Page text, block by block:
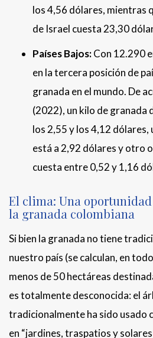
los 4,56 dólares, mientras
de Israel cuesta 23,30
Países Bajos:Con 12.290
en la tercera posición de
granada en el mundo. De
(2022), un kilo de granada
los 2,55 y los 4,12
está a 2,92 dólares y otro
cuesta entre 0,52 y 1,16
El clima: Una
la granada colombiana
Si bien la granada no tiene
nuestro país (se calculan, en
menos de 50 hectáreas
es totalmente desconocida: el
tradicionalmente ha sido usado
en “jardines, traspatios y solares